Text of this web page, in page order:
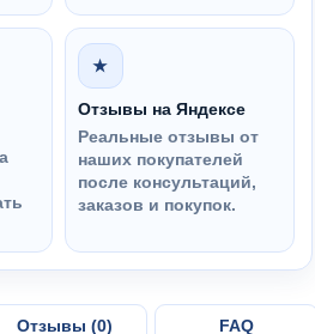
★
Отзывы на Яндексе
Реальные отзывы от
наших покупателей
после консультаций,
заказов и покупок.
Отзывы (0) FAQ